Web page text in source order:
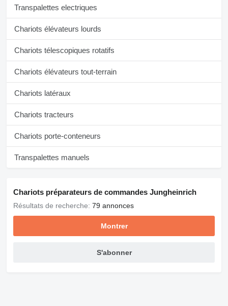
Transpalettes electriques
Chariots élévateurs lourds
Chariots télescopiques rotatifs
Chariots élévateurs tout-terrain
Chariots latéraux
Chariots tracteurs
Chariots porte-conteneurs
Transpalettes manuels
Chariots préparateurs de commandes Jungheinrich
Résultats de recherche: 79 annonces
Montrer
S'abonner